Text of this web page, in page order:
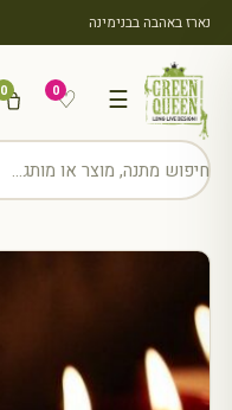
נארז באהבה בבנימינה
☰
♡
0
0